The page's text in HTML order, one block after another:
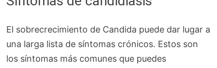
El sobrecrecimiento de Candida puede dar lugar a
una larga lista de síntomas crónicos. Estos son
los síntomas más comunes que puedes